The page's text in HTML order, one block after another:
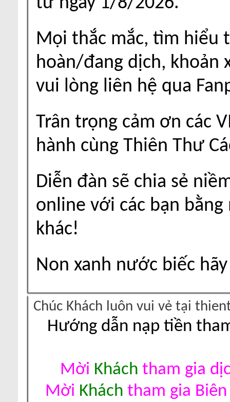
Mọi thắc mắc, tìm hiểu
hoàn/đang dịch, khoản
vui lòng liên hệ qua
Trân trọng cảm ơn các
hành cùng Thiên Thư
Diễn đàn sẽ chia sẻ
online với các bạn
khác!
Non xanh nước biếc
Chúc Khách luôn vui vẻ tại
Hướng dẫn nạp tiền
Mời Khách tham gia
Mời Khách tham gia